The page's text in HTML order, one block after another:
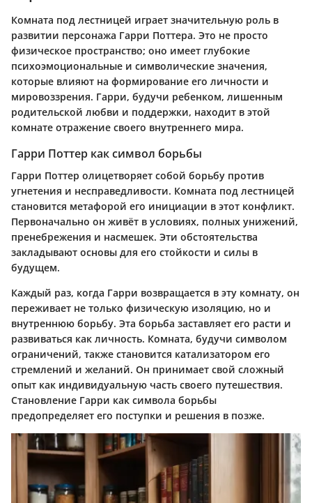
Комната под лестницей играет значительную роль в
развитии персонажа Гарри Поттера. Это не просто
физическое пространство; оно имеет глубокие
психоэмоциональные и символические значения,
которые влияют на формирование его личности и
мировоззрения. Гарри, будучи ребенком, лишенным
родительской любви и поддержки, находит в этой
комнате отражение своего внутреннего мира.
Гарри Поттер как символ борьбы
Гарри Поттер олицетворяет собой борьбу против
угнетения и несправедливости. Комната под лестницей
становится метафорой его инициации в этот конфликт.
Первоначально он живёт в условиях, полных унижений,
пренебрежения и насмешек. Эти обстоятельства
закладывают основы для его стойкости и силы в
будущем.
Каждый раз, когда Гарри возвращается в эту комнату, он
переживает не только физическую изоляцию, но и
внутреннюю борьбу. Эта борьба заставляет его расти и
развиваться как личность. Комната, будучи символом
ограничений, также становится катализатором его
стремлений и желаний. Он принимает свой сложный
опыт как индивидуальную часть своего путешествия.
Становление Гарри как символа борьбы
предопределяет его поступки и решения в позже.